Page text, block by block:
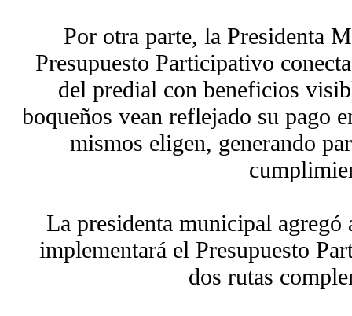
Por otra parte, la Presidenta
Presupuesto Participativo
del predial con beneficios
boqueños vean reflejado su pago
mismos eligen, generando
La presidenta municipal agregó
implementará el Presupuesto
dos rutas